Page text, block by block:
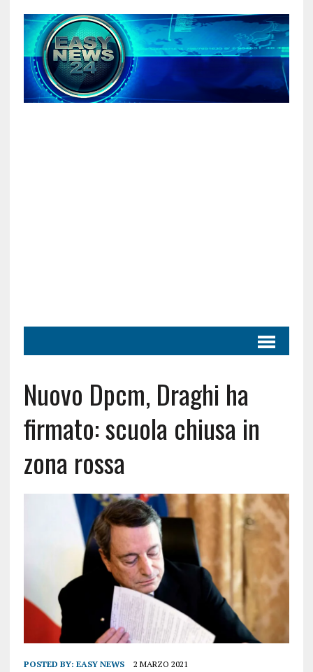
Nuovo Dpcm, Draghi ha
firmato: scuola chiusa in
zona rossa
POSTED BY: EASY NEWS 2 MARZO 2021